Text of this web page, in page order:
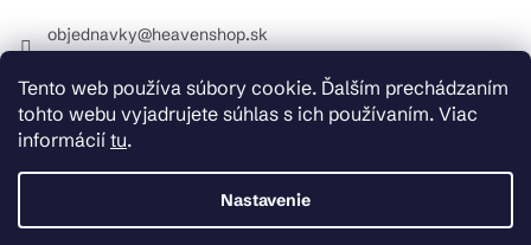
Tento web používa súbory cookie. Ďalším prechádzaním
tohto webu vyjadrujete súhlas s ich používaním. Viac
informácií tu.
Nastavenie
objednavky@heavenshop.sk
_Info objednávky : +421 914 399 399 Pracovné dni od
8.00 hod. do 12.00 . REKLAMÁCIE : +421 914 399 399
HeavenShop.sk
HeavenShop.sk